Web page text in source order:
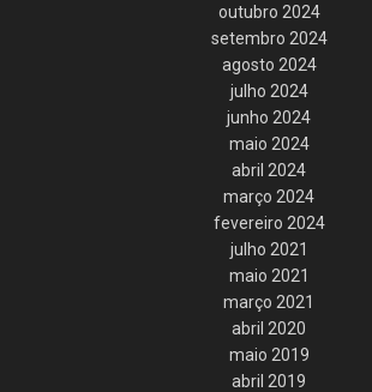
outubro 2024
setembro 2024
agosto 2024
julho 2024
junho 2024
maio 2024
abril 2024
março 2024
fevereiro 2024
julho 2021
maio 2021
março 2021
abril 2020
maio 2019
abril 2019